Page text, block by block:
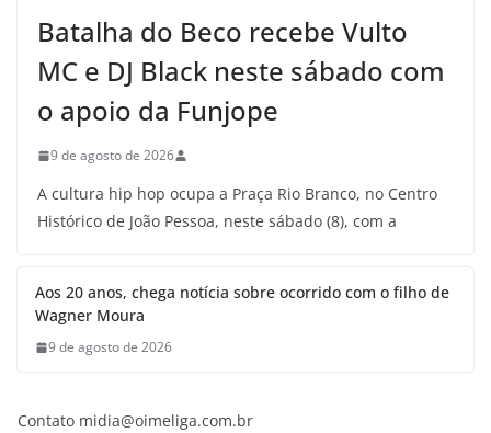
Batalha do Beco recebe Vulto
MC e DJ Black neste sábado com
o apoio da Funjope
9 de agosto de 2026
A cultura hip hop ocupa a Praça Rio Branco, no Centro
Histórico de João Pessoa, neste sábado (8), com a
Aos 20 anos, chega notícia sobre ocorrido com o filho de
Wagner Moura
9 de agosto de 2026
Contato midia@oimeliga.com.br